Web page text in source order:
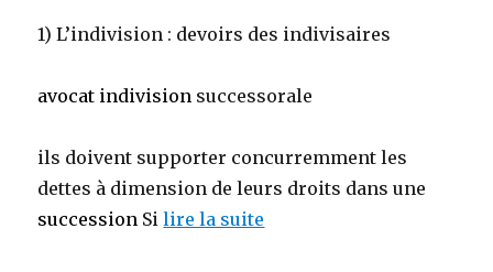
1) L’indivision : devoirs des indivisaires
avocat indivision successorale
ils doivent supporter concurremment les
dettes à dimension de leurs droits dans une
succession Silire la suite